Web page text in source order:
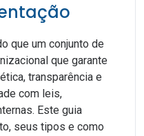
que um conjunto de
que garante
transparência e
com leis,
Este guia
seus tipos e como